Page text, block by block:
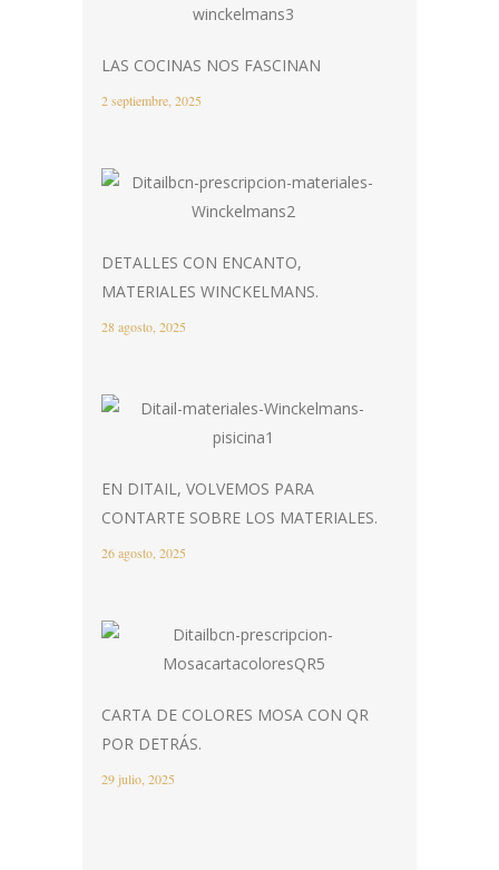
LAS COCINAS NOS FASCINAN
2 septiembre, 2025
DETALLES CON ENCANTO,
MATERIALES WINCKELMANS.
28 agosto, 2025
EN DITAIL, VOLVEMOS PARA
CONTARTE SOBRE LOS MATERIALES.
26 agosto, 2025
CARTA DE COLORES MOSA CON QR
POR DETRÁS.
29 julio, 2025